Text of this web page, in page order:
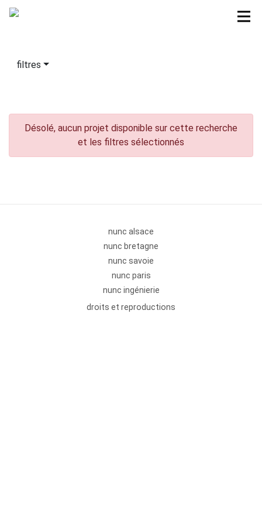
filtres
Désolé, aucun projet disponible sur cette recherche
et les filtres sélectionnés
nunc alsace
nunc bretagne
nunc savoie
nunc paris
nunc ingénierie
droits et reproductions